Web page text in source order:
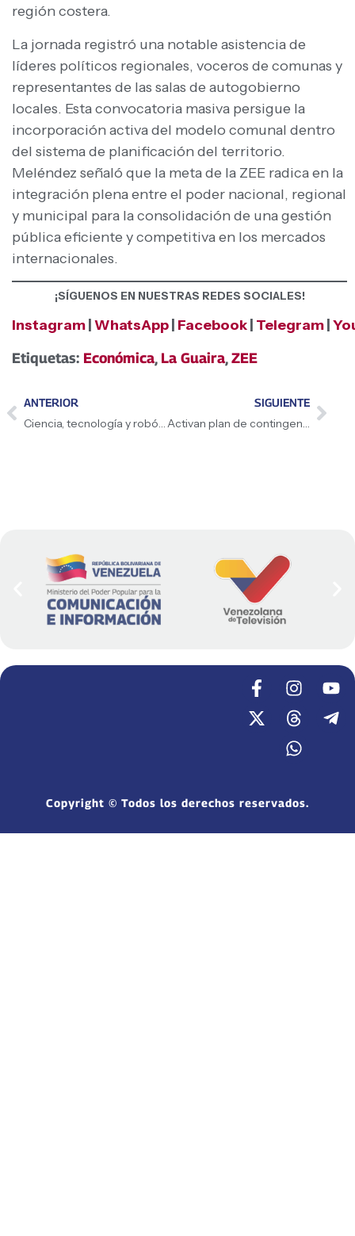
región costera.
La jornada registró una notable asistencia de
líderes políticos regionales, voceros de comunas y
representantes de las salas de autogobierno
locales. Esta convocatoria masiva persigue la
incorporación activa del modelo comunal dentro
del sistema de planificación del territorio.
Meléndez señaló que la meta de la ZEE radica en la
integración plena entre el poder nacional, regional
y municipal para la consolidación de una gestión
pública eficiente y competitiva en los mercados
internacionales.
¡SÍGUENOS EN NUESTRAS REDES SOCIALES!
Instagram WhatsApp Facebook Telegram
Etiquetas: Económica, La Guaira,ZEE
ANTERIOR
Ciencia, tecnología y robótica se citan en la Expoferia Niñas y Niños Productores
SIGUIENTE
Activan plan de contingencia para rehabilitar el puente Santa Rosa en el estado Lara
Copyright © Todos los derechos reservados.